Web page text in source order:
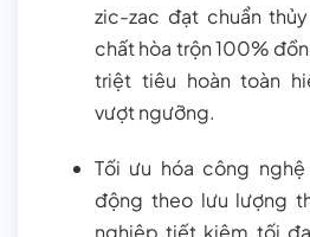
zic-zac đạt chuẩn
chất hòa trộn 100%
triệt tiêu hoàn toàn
vượt ngưỡng.
Tối ưu hóa công
động theo lưu lượng